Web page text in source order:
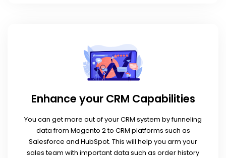
Enhance your CRM Capabilities
You can get more out of your CRM system by funneling
data from Magento 2 to CRM platforms such as
Salesforce and HubSpot. This will help you arm your
sales team with important data such as order history